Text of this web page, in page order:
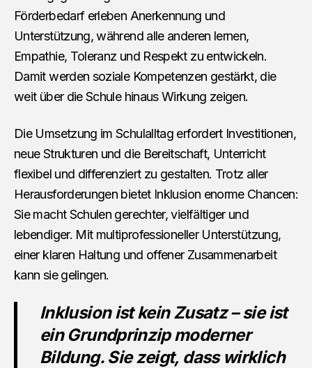
Förderbedarf erleben Anerkennung und
Unterstützung, während alle anderen lernen,
Empathie, Toleranz und Respekt zu entwickeln.
Damit werden soziale Kompetenzen gestärkt, die
weit über die Schule hinaus Wirkung zeigen.
Die Umsetzung im Schulalltag erfordert Investitionen,
neue Strukturen und die Bereitschaft, Unterricht
flexibel und differenziert zu gestalten. Trotz aller
Herausforderungen bietet Inklusion enorme Chancen:
Sie macht Schulen gerechter, vielfältiger und
lebendiger. Mit multiprofessioneller Unterstützung,
einer klaren Haltung und offener Zusammenarbeit
kann sie gelingen.
Inklusion ist kein Zusatz – sie ist
ein Grundprinzip moderner
Bildung. Sie zeigt, dass wirklich